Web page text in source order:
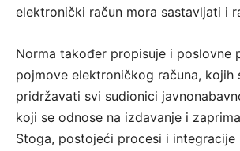
elektronički račun mora sastavljati i
Norma također propisuje i poslovne
pojmove elektroničkog računa, kojih
pridržavati svi sudionici
koji se odnose na izdavanje i
Stoga, postojeći procesi i integracije